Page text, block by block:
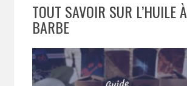
TOUT SAVOIR SUR L’HUILE À
BARBE